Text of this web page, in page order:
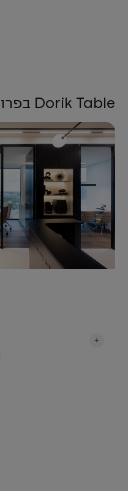
Dorik Table בפרויקטים השונים
+